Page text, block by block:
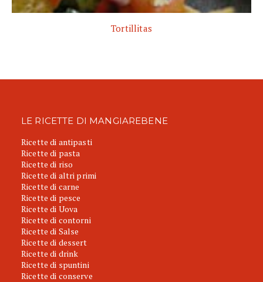
Tortillitas
LE RICETTE DI MANGIAREBENE
Ricette di antipasti
Ricette di pasta
Ricette di riso
Ricette di altri primi
Ricette di carne
Ricette di pesce
Ricette di Uova
Ricette di contorni
Ricette di Salse
Ricette di dessert
Ricette di drink
Ricette di spuntini
Ricette di conserve